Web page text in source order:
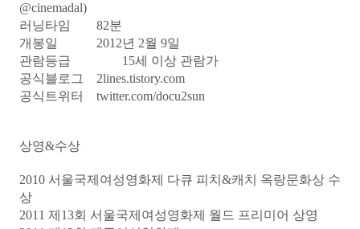
@cinemadal)
러닝타임
82분
개봉일
2012년 2월 9일
관람등급
15세 이상 관람가
공식블로그
2lines.tistory.com
공식트위터
twitter.com/docu2sun
상영&수상
2010 서울국제여성영화제 다큐 피치&캐치 옥랑문화상 수
상
2011 제13회 서울국제여성영화제 월드 프리미어 상영